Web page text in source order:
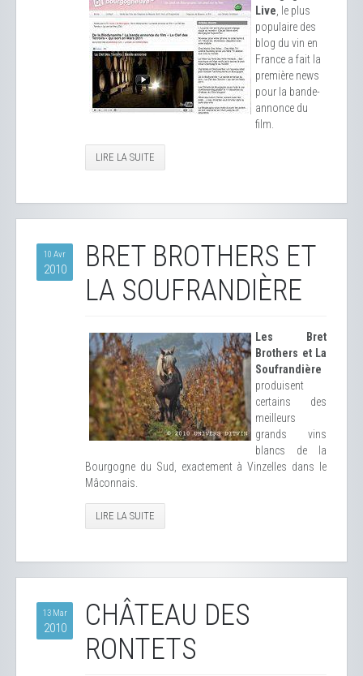
Live , le plus
populaire des
blog du vin en
France a fait la
première news
pour la bande-
annonce du
film.
LIRE LA SUITE
10 Avr
2010
BRET BROTHERS ET
LA SOUFRANDIÈRE
Les Bret
Brothers et La
Soufrandière
produisent
certains des
meilleurs
grands vins
blancs de la
Bourgogne du Sud, exactement à Vinzelles dans le
Mâconnais.
LIRE LA SUITE
13 Mar
2010
CHÂTEAU DES
RONTETS